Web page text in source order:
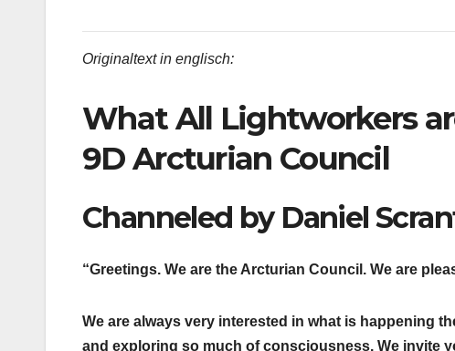
Originaltext in englisch:
What All Lightworkers
9D Arcturian Council
Channeled by Daniel
“Greetings. We are the Arcturian Council. We are
We are always very interested in what is happening
and exploring so much of consciousness. We invite